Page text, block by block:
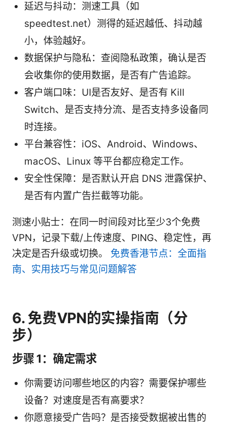
延迟与抖动：测速工具（如
speedtest.net）测得的延迟越低、抖动越
小，体验越好。
数据保护与隐私：查阅隐私政策，确认是否
会收集你的使用数据，是否有广告追踪。
客户端口味：UI是否友好、是否有 Kill
Switch、是否支持分流、是否支持多设备同
时连接。
平台兼容性：iOS、Android、Windows、
macOS、Linux 等平台都应稳定工作。
安全性保障：是否默认开启 DNS 泄露保护、
是否有内置广告拦截等功能。
测速小贴士：在同一时间段对比至少3个免费
VPN，记录下载/上传速度、PING、稳定性，再
决定是否升级或切换。 免费香港节点：全面指
南、实用技巧与常见问题解答
6. 免费VPN的实操指南（分
步）
步骤 1：确定需求
你需要访问哪些地区的内容？需要保护哪些
设备？对速度是否有高要求？
你愿意接受广告吗？是否接受数据被出售的